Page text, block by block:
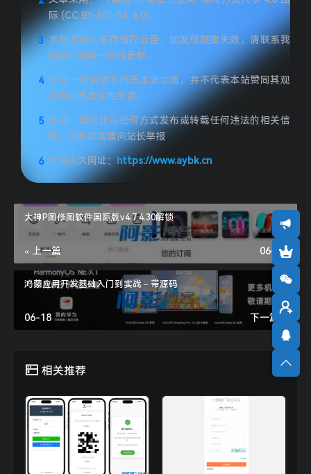
际 (CC BY-NC-SA 4.0)。
本站资源大多存储在云盘，如发现链接失效，请联系我
们我们会第一时间更新。
本站一切资源不代表本站立场，并不代表本站赞同其观
点和对其真实性负责。
本站一律禁止以任何方式发布或转载任何违法的相关信
息，访客发现请向站长举报
本站永久网址：https://www.aybk.cn
大神P图修图软件国际版v4.7.4.30解锁
« 上一篇 06-18
鸿蒙应用开发基础入门到实战 – 带源码
下一篇 »
06-18
相关推荐